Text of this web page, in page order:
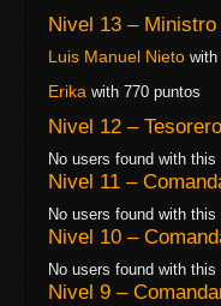
Nivel 13 – Ministro
Luis Manuel Nieto with
Erika with 770 puntos
Nivel 12 –
No users found with this
Nivel 11 –
No users found with this
Nivel 10 –
No users found with this
Nivel 9 –